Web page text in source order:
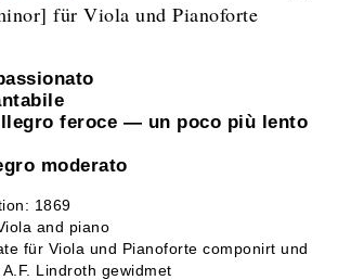
für Viola und Pianoforte
feroce — un poco più lento
moderato
1869
and piano
für Viola und Pianoforte componirt und
Lindroth gewidmet